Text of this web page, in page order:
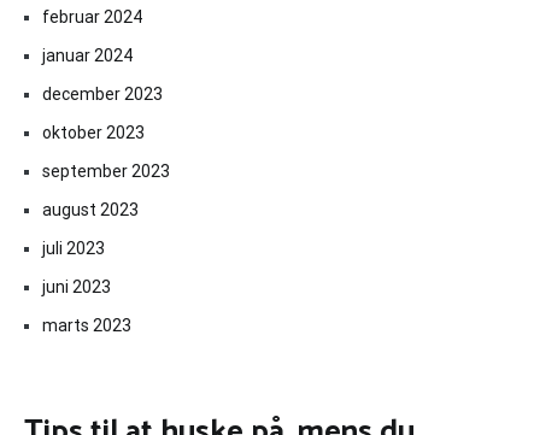
februar 2024
januar 2024
december 2023
oktober 2023
september 2023
august 2023
juli 2023
juni 2023
marts 2023